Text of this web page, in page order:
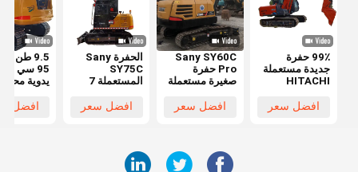
99٪ حفرة
جديدة مستعملة
HITACHI
EPA CE
افضل سعر
Sany SY60C
Pro حفرة
صغيرة مستعملة
Sy75 Sy95
حفرة مستعملة
افضل سعر
الحفرة Sany
SY75C
المستعملة 7
الجديد تماما SYافضل سعر
9.5 طن
95 سي
يدوية
الزحفية
افضل